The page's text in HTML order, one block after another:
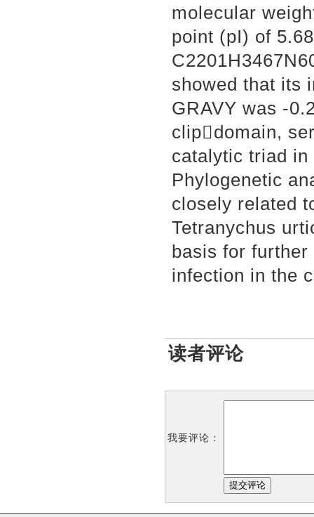
molecular
point (pI) of
showed that its
GRAVY was -
clipdomain,
catalytic triad in
Phylogenetic
closely related
Tetranychus
basis for
infection in the
读者评论
我要评论：